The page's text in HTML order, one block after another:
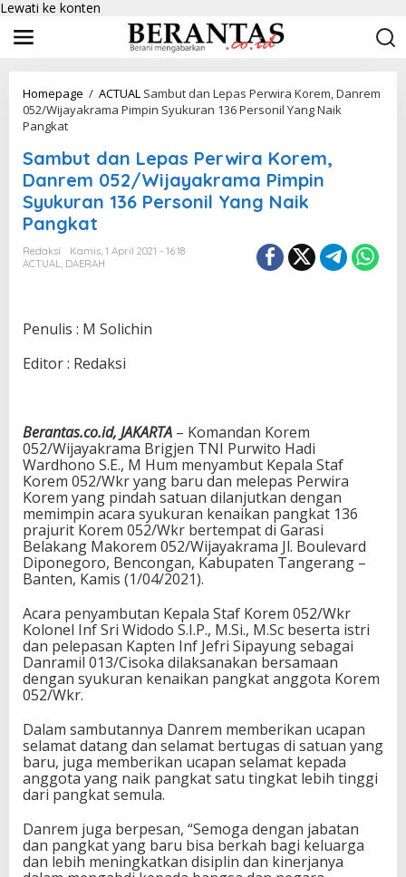
Lewati ke konten
Homepage / ACTUAL Sambut dan Lepas Perwira Korem, Danrem
052/Wijayakrama Pimpin Syukuran 136 Personil Yang Naik
Pangkat
Sambut dan Lepas Perwira Korem,
Danrem 052/Wijayakrama Pimpin
Syukuran 136 Personil Yang Naik
Pangkat
Redaksi
Kamis, 1 April 2021 - 16:18
ACTUAL, DAERAH
Penulis : M Solichin
Editor : Redaksi
Berantas.co.id, JAKARTA – Komandan Korem
052/Wijayakrama Brigjen TNI Purwito Hadi
Wardhono S.E., M Hum menyambut Kepala Staf
Korem 052/Wkr yang baru dan melepas Perwira
Korem yang pindah satuan dilanjutkan dengan
memimpin acara syukuran kenaikan pangkat 136
prajurit Korem 052/Wkr bertempat di Garasi
Belakang Makorem 052/Wijayakrama Jl. Boulevard
Diponegoro, Bencongan, Kabupaten Tangerang –
Banten, Kamis (1/04/2021).
Acara penyambutan Kepala Staf Korem 052/Wkr
Kolonel Inf Sri Widodo S.I.P., M.Si., M.Sc beserta istri
dan pelepasan Kapten Inf Jefri Sipayung sebagai
Danramil 013/Cisoka dilaksanakan bersamaan
dengan syukuran kenaikan pangkat anggota Korem
052/Wkr.
Dalam sambutannya Danrem memberikan ucapan
selamat datang dan selamat bertugas di satuan yang
baru, juga memberikan ucapan selamat kepada
anggota yang naik pangkat satu tingkat lebih tinggi
dari pangkat semula.
Danrem juga berpesan, “Semoga dengan jabatan
dan pangkat yang baru bisa berkah bagi keluarga
dan lebih meningkatkan disiplin dan kinerjanya